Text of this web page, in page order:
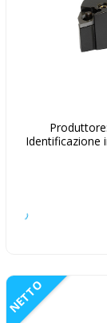
Identificazione
NETTO